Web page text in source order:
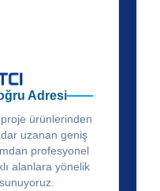
Adresi
ürünlerinden
uzanan geniş
profesyonel
alanlara yönelik